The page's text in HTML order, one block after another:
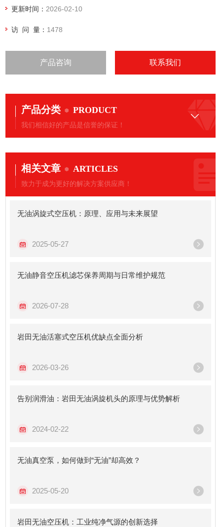
更新时间： 2026-02-10
访 问 量： 1478
产品咨询 联系我们
产品分类 PRODUCT
我们相信好的产品是信誉的保证！
相关文章 ARTICLES
致力于成为更好的解决方案供应商！
无油涡旋式空压机：原理、应用与未来展望
2025-05-27
无油静音空压机滤芯保养周期与日常维护规范
2026-07-28
岩田无油活塞式空压机优缺点全面分析
2026-03-26
告别润滑油：岩田无油涡旋机头的原理与优势解析
2024-02-22
无油真空泵，如何做到“无油”却高效？
2025-05-20
岩田无油空压机：工业纯净气源的创新选择